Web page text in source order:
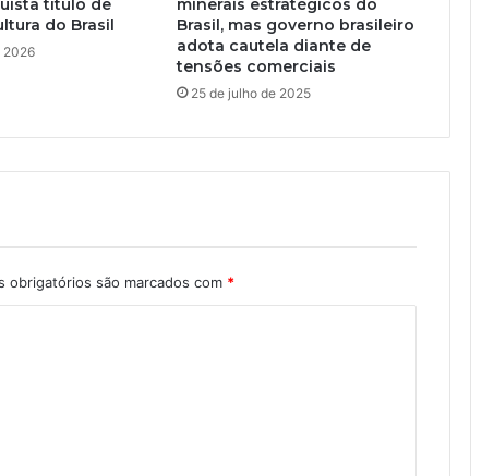
título de
do Brasil
2026
minerais estratégicos do
Brasil, mas governo brasileiro
adota cautela diante de
tensões comerciais
25 de julho de 2025
obrigatórios são marcados com *